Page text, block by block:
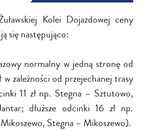
Kolei Dojazdowej ceny
się następująco:
normalny w jedną stronę od
w zależności od przejechanej trasy
11 zł np. Stegna – Sztutowo,
dłuższe odcinki 16 zł np.
Stegna – Mikoszewo).